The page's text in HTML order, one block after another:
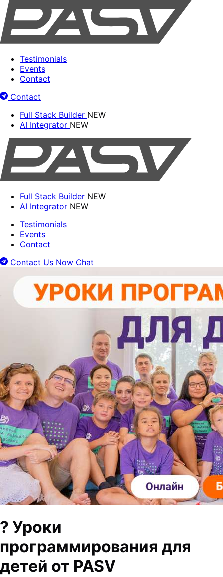
Testimonials
Events
Contact
Contact
Full Stack Builder NEW
AI Integrator NEW
Full Stack Builder NEW
AI Integrator NEW
Testimonials
Events
Contact
Contact Us Now Chat
? Уроки
программирования для
детей от PASV